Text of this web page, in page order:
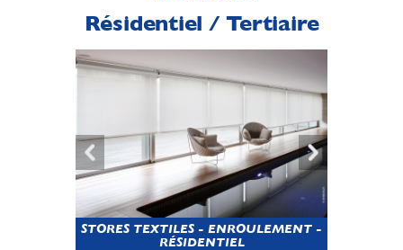
Résidentiel / Tertiaire
STORES TEXTILES - ENROULEMENT -
RÉSIDENTIEL